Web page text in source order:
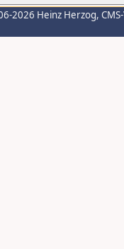
2026 Heinz Herzog,